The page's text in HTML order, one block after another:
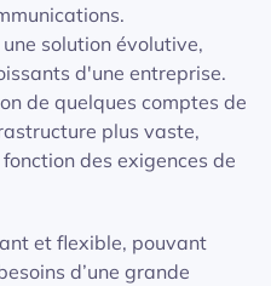
solution évolutive,
d'une entreprise.
de quelques comptes de
plus vaste,
des exigences de
et flexible, pouvant
d’une grande